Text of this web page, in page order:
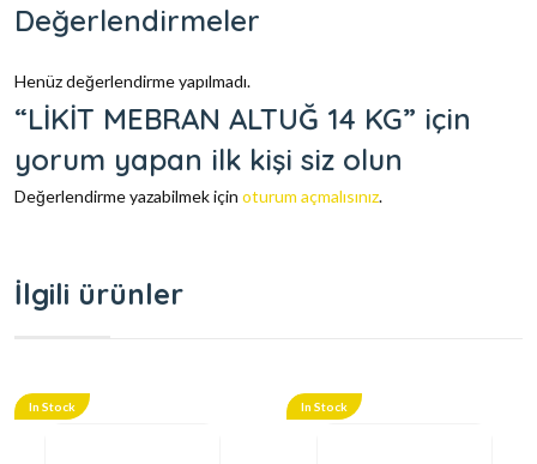
Değerlendirmeler
Henüz değerlendirme yapılmadı.
“LİKİT MEBRAN ALTUĞ 14 KG” için
yorum yapan ilk kişi siz olun
Değerlendirme yazabilmek için oturum açmalısınız.
İlgili ürünler
In Stock In Stock